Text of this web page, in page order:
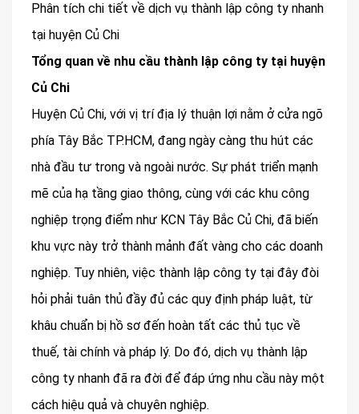
Phân tích chi tiết về dịch vụ thành lập công ty nhanh
tại huyện Củ Chi
Tổng quan về nhu cầu thành lập công ty tại huyện
Củ Chi
Huyện Củ Chi, với vị trí địa lý thuận lợi nằm ở cửa ngõ
phía Tây Bắc TP.HCM, đang ngày càng thu hút các
nhà đầu tư trong và ngoài nước. Sự phát triển mạnh
mẽ của hạ tầng giao thông, cùng với các khu công
nghiệp trọng điểm như KCN Tây Bắc Củ Chi, đã biến
khu vực này trở thành mảnh đất vàng cho các doanh
nghiệp. Tuy nhiên, việc thành lập công ty tại đây đòi
hỏi phải tuân thủ đầy đủ các quy định pháp luật, từ
khâu chuẩn bị hồ sơ đến hoàn tất các thủ tục về
thuế, tài chính và pháp lý. Do đó, dịch vụ thành lập
công ty nhanh đã ra đời để đáp ứng nhu cầu này một
cách hiệu quả và chuyên nghiệp.